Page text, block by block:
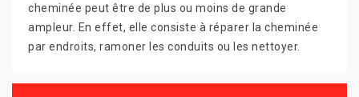
cheminée peut être de plus ou moins de grande
ampleur. En effet, elle consiste à réparer la cheminée
par endroits, ramoner les conduits ou les nettoyer.